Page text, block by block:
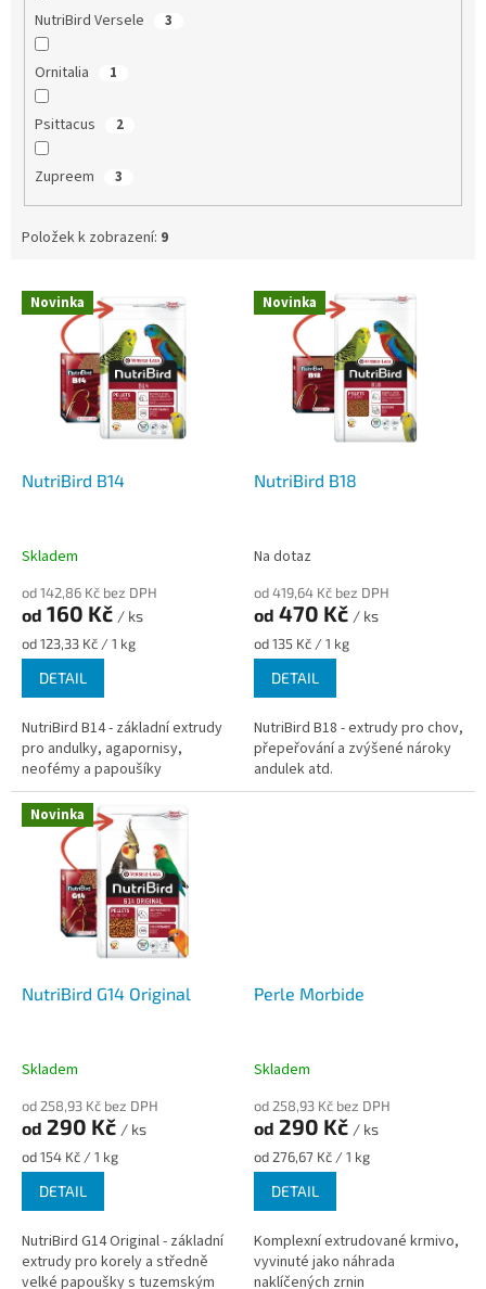
NutriBird Versele 3
Ornitalia 1
Psittacus 2
Zupreem 3
Položek k zobrazení: 9
V Novinka
NutriBird B14
Skladem
od 142,86 Kč bez DPH
od 160 Kč / ks
Měrná
cena:
od 123,33 Kč / 1 kg
DETAIL
NutriBird B14 - základní extrudy
pro andulky, agapornisy,
neofémy a papoušíky
Novinka
NutriBird B18
Na dotaz
od 419,64 Kč bez DPH
od 470 Kč / ks
Měrná
cena:
od 135 Kč / 1 kg
DETAIL
NutriBird B18 - extrudy pro chov,
přepeřování a zvýšené nároky
andulek atd.
Novinka
NutriBird G14 Original
Skladem
od 258,93 Kč bez DPH
od 290 Kč / ks
Měrná
cena:
od 154 Kč / 1 kg
DETAIL
NutriBird G14 Original - základní
extrudy pro korely a středně
velké papoušky s tuzemským
Perle Morbide
Skladem
od 258,93 Kč bez DPH
od 290 Kč / ks
Měrná
cena:
od 276,67 Kč / 1 kg
DETAIL
Komplexní extrudované krmivo,
vyvinuté jako náhrada
naklíčených zrnin